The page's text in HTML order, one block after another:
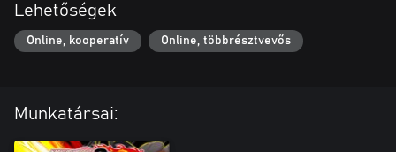
Lehetőségek
Online, kooperatív Online, többrésztvevős
Munkatársai: